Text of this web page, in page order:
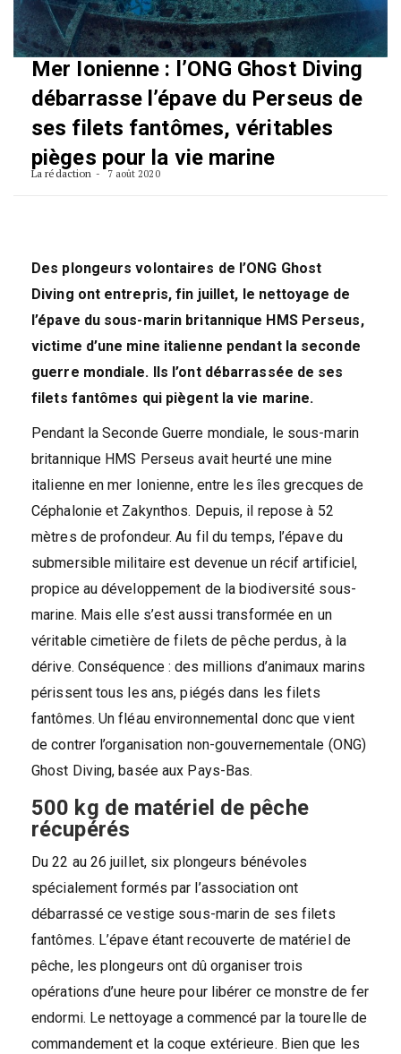
Mer Ionienne : l’ONG Ghost Diving
débarrasse l’épave du Perseus de
ses filets fantômes, véritables
pièges pour la vie marine
La rédaction 7 août 2020
Des plongeurs volontaires de l’ONG Ghost
Diving ont entrepris, fin juillet, le nettoyage de
l’épave du sous-marin britannique HMS Perseus,
victime d’une mine italienne pendant la seconde
guerre mondiale. Ils l’ont débarrassée de ses
filets fantômes qui piègent la vie marine.
Pendant la Seconde Guerre mondiale, le sous-marin
britannique HMS Perseus avait heurté une mine
italienne en mer Ionienne, entre les îles grecques de
Céphalonie et Zakynthos. Depuis, il repose à 52
mètres de profondeur. Au fil du temps, l’épave du
submersible militaire est devenue un récif artificiel,
propice au développement de la biodiversité sous-
marine. Mais elle s’est aussi transformée en un
véritable cimetière de filets de pêche perdus, à la
dérive. Conséquence : des millions d’animaux marins
périssent tous les ans, piégés dans les filets
fantômes. Un fléau environnemental donc que vient
de contrer l’organisation non-gouvernementale (ONG)
Ghost Diving, basée aux Pays-Bas.
500 kg de matériel de pêche
récupérés
Du 22 au 26 juillet, six plongeurs bénévoles
spécialement formés par l’association ont
débarrassé ce vestige sous-marin de ses filets
fantômes. L’épave étant recouverte de matériel de
pêche, les plongeurs ont dû organiser trois
opérations d’une heure pour libérer ce monstre de fer
endormi. Le nettoyage a commencé par la tourelle de
commandement et la coque extérieure. Bien que les